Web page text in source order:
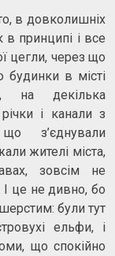
в довколишніх
принципі і все
цегли, через що
в місті
на декілька
і канали з
з’єднували
жителі міста,
зовсім не
І це не дивно, бо
були тут
ельфи, і
що спокійно